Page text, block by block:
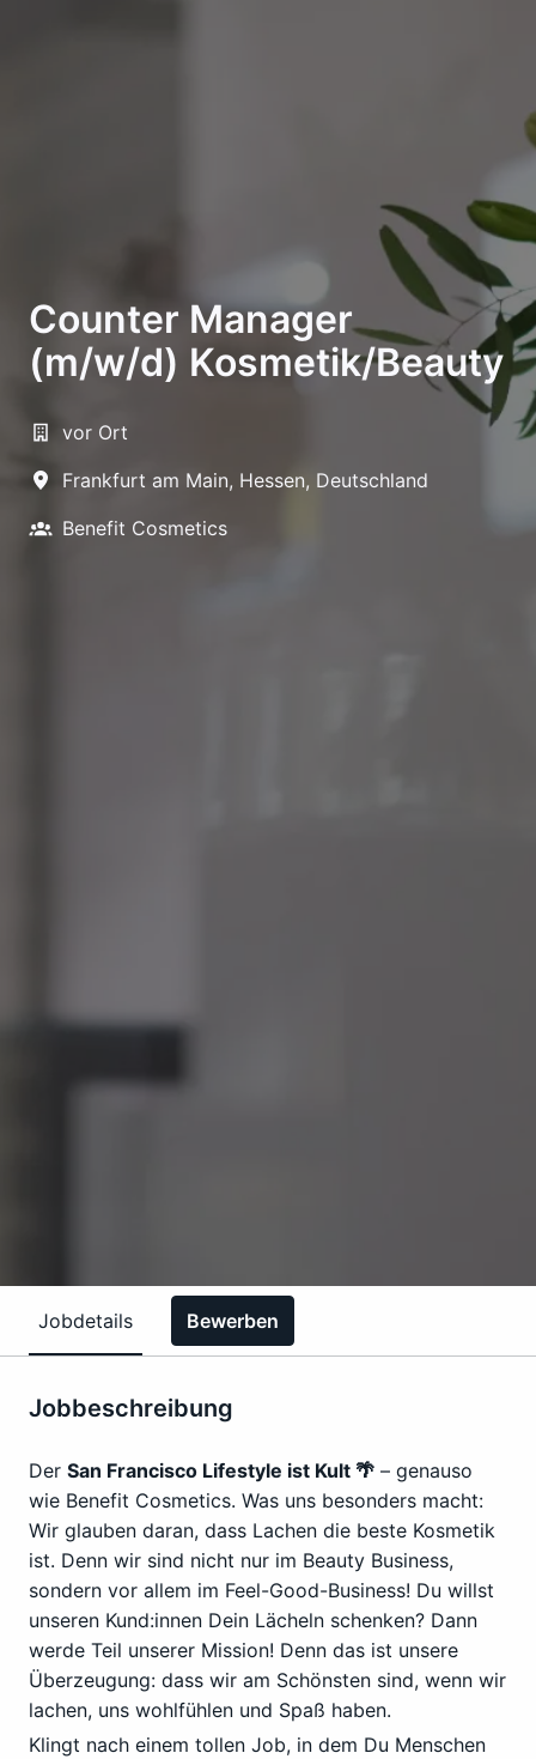
Counter Manager
(m/w/d) Kosmetik/Beauty
vor Ort
Frankfurt am Main, Hessen, Deutschland
Benefit Cosmetics
Jobdetails Bewerben
Jobbeschreibung
Der San Francisco Lifestyle ist Kult 🌴 – genauso
wie Benefit Cosmetics. Was uns besonders macht:
Wir glauben daran, dass Lachen die beste Kosmetik
ist. Denn wir sind nicht nur im Beauty Business,
sondern vor allem im Feel-Good-Business! Du willst
unseren Kund:innen Dein Lächeln schenken? Dann
werde Teil unserer Mission! Denn das ist unsere
Überzeugung: dass wir am Schönsten sind, wenn wir
lachen, uns wohlfühlen und Spaß haben.
Klingt nach einem tollen Job, in dem Du Menschen